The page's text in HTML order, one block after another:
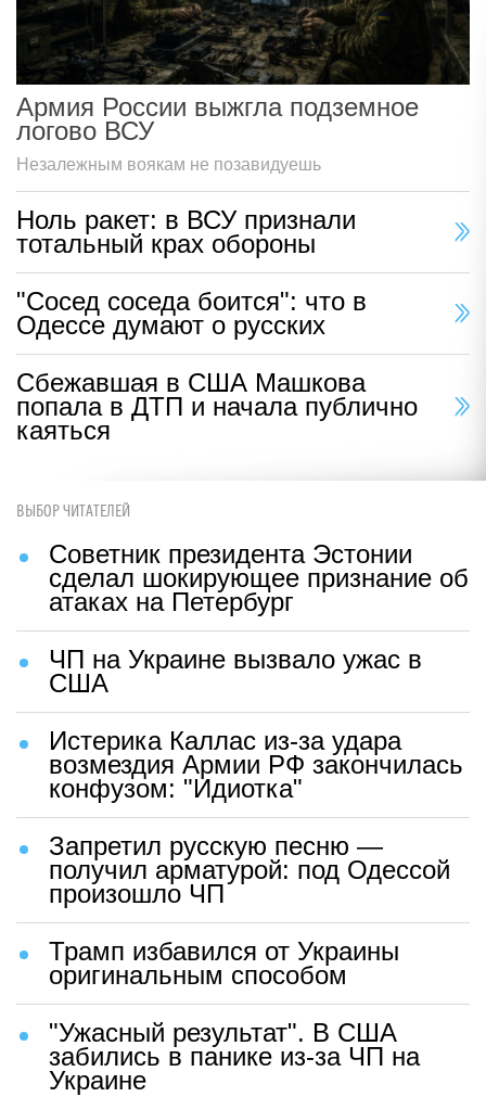
Армия России выжгла подземное
логово ВСУ
Незалежным воякам не позавидуешь
Ноль ракет: в ВСУ признали
тотальный крах обороны
"Сосед соседа боится": что в
Одессе думают о русских
Сбежавшая в США Машкова
попала в ДТП и начала публично
каяться
ВЫБОР ЧИТАТЕЛЕЙ
Советник президента Эстонии
сделал шокирующее признание об
атаках на Петербург
ЧП на Украине вызвало ужас в
США
Истерика Каллас из-за удара
возмездия Армии РФ закончилась
конфузом: "Идиотка"
Запретил русскую песню —
получил арматурой: под Одессой
произошло ЧП
Трамп избавился от Украины
оригинальным способом
"Ужасный результат". В США
забились в панике из-за ЧП на
Украине